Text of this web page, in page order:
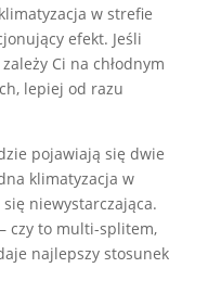
w strefie
efekt. Jeśli
Ci na chłodnym
lepiej od razu
pojawiają się dwie
klimatyzacja w
niewystarczająca.
czy to multi-splitem,
najlepszy stosunek